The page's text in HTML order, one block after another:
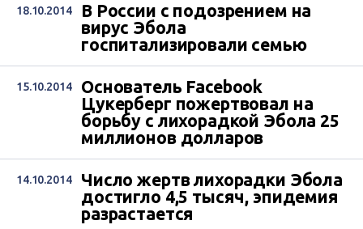
18.10.2014
В России с подозрением на
вирус Эбола
госпитализировали семью
15.10.2014
Основатель Facebook
Цукерберг пожертвовал на
борьбу с лихорадкой Эбола 25
миллионов долларов
14.10.2014
Число жертв лихорадки Эбола
достигло 4,5 тысяч, эпидемия
разрастается